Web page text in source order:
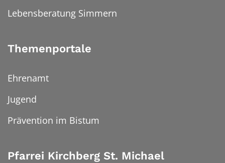
Lebensberatung Simmern
Themenportale
Ehrenamt
Jugend
Prävention im Bistum
Pfarrei Kirchberg St. Michael